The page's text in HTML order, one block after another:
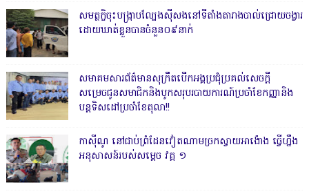
សមត្ថកិ្ចចុះបង្ក្រាបល្បែងស៊ីសងនៅទីតាំងតារាងបាល់ជ្រោយចង្វារ
ដោយឃាត់ខ្លួនបានចំនួន០៩នាក់
សមាគមសារព័ត៌មានសុក្រឹតបើកអង្គប្រជុំប្រគល់សេចក្តី
សម្រេចជូនសមាជិកនិងបូកសរុបរបាយការណ៍ប្រចាំខែកញ្ញានិង
បន្តទិសដៅប្រចាំខែតុលា!!
កាសុីណូ នៅជាប់ព្រំដែនវៀតណាមច្រកស្វាយអាង៉ោង ធ្វើហ្នឹង
អនុសាសន៍របស់សម្ដេច វគ្គ ១